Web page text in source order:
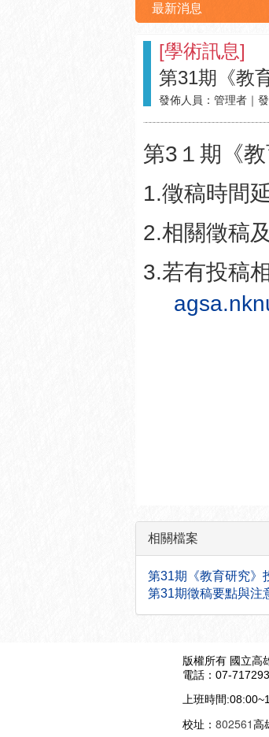
最新消息
[學術訊息]
第31期《教
發佈人員： 管理者 ｜
第3 １期《
1.徵稿時間
2.相關徵稿
3.若有投稿
相關檔案
第31期《教育研究》
第31期徵稿要點與注
版權所有 國立高
電話：07-
上班時間
校址： 802561高